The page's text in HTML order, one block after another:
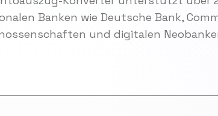
Banken wie Deutsche Bank,
und digitalen